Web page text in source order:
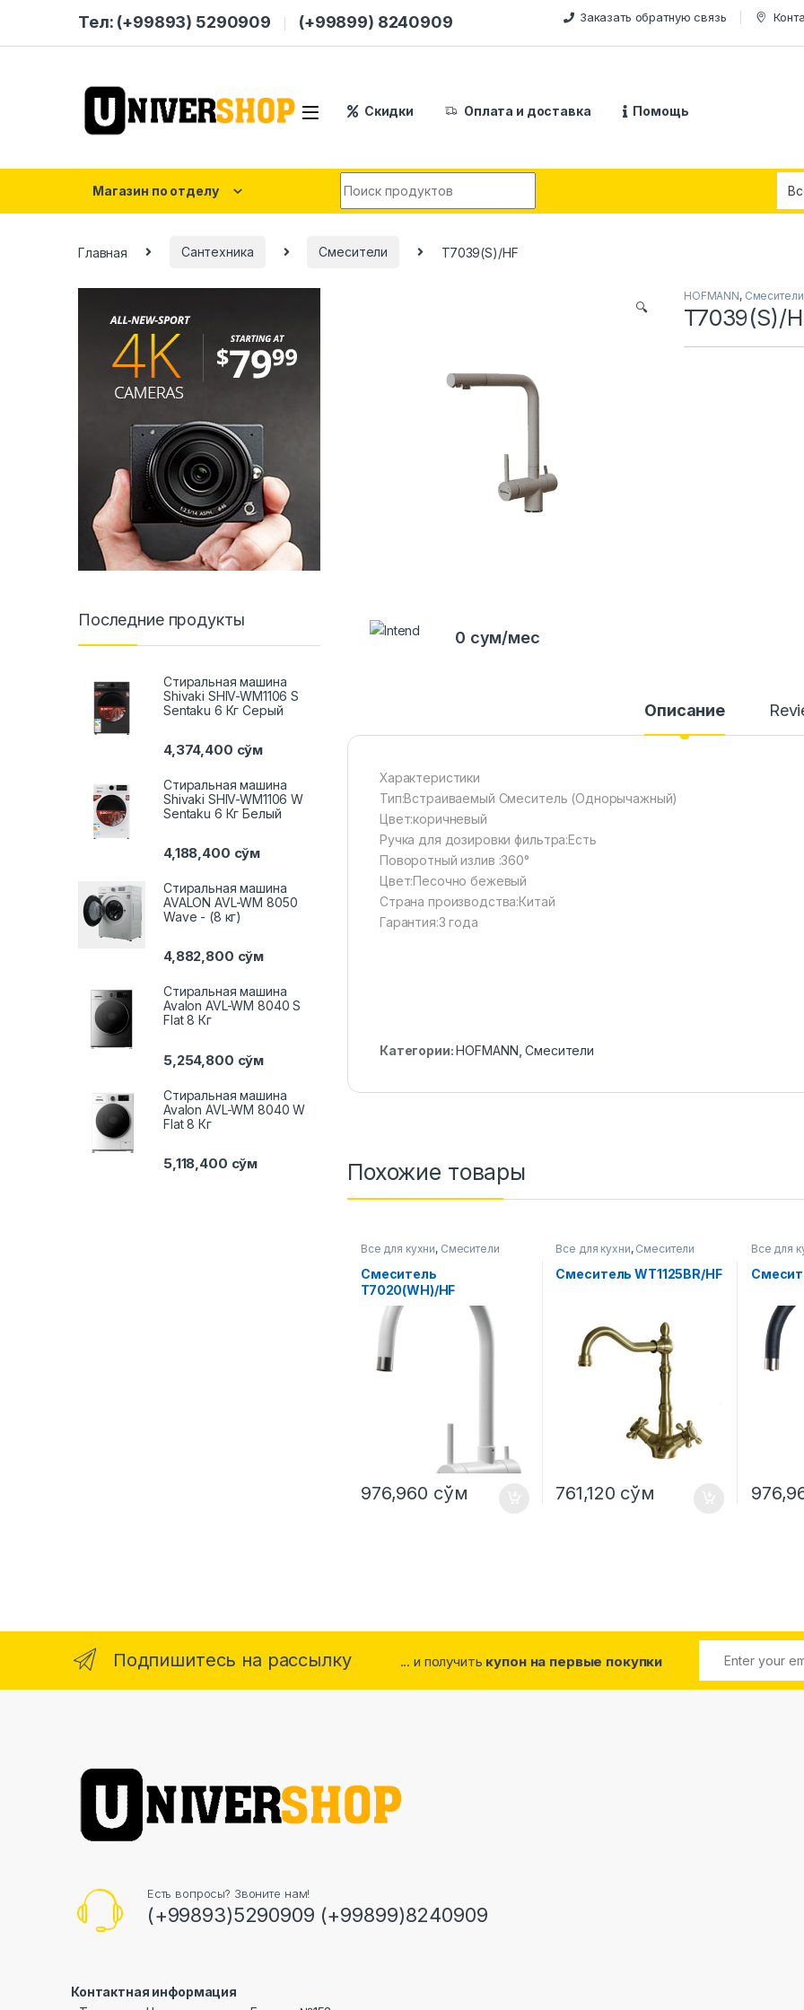
Тел: (+99893) 5290909 (+99899) 8240909 Заказать обратную связь
Скидки Оплата и доставка Помощь
Магазин по отделу
Главная Сантехника Смесители T7039(S)/HF
🔍
HOFMANN, Смесители
T7039(S)/
0 сум/мес
Описание
Характеристики
Тип:Встраиваемый Смеситель (Однорычажный)
Цвет:коричневый
Ручка для дозировки фильтра:Есть
Поворотный излив :360°
Цвет:Песочно бежевый
Страна производства:Китай
Гарантия:3 года
Категории:HOFMANN ,Смесители
Похожие товары
Все для кухни, Смесители
Смеситель
T7020(WH)/HF
976,960 сўм
Все для кухни, Смесители
Смеситель WT1125BR/HF
761,120 сўм
Все для
Последние продукты
Стиральная машина
Shivaki SHIV-WM1106 S
Sentaku 6 Кг Серый
4,374,400 сўм
Стиральная машина
Shivaki SHIV-WM1106 W
Sentaku 6 Кг Белый
4,188,400 сўм
Стиральная машина
AVALON AVL-WM 8050
Wave - (8 кг)
4,882,800 сўм
Стиральная машина
Avalon AVL-WM 8040 S
Flat 8 Кг
5,254,800 сўм
Стиральная машина
Avalon AVL-WM 8040 W
Flat 8 Кг
5,118,400 сўм
Подпишитесь на рассылку ... и получить купон на первые покупки
Есть вопросы? Звоните нам!
(+99893)5290909 (+99899)8240909
Контактная информация